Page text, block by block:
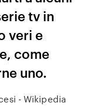
tv in
veri e
come
uno.
- Wikipedia